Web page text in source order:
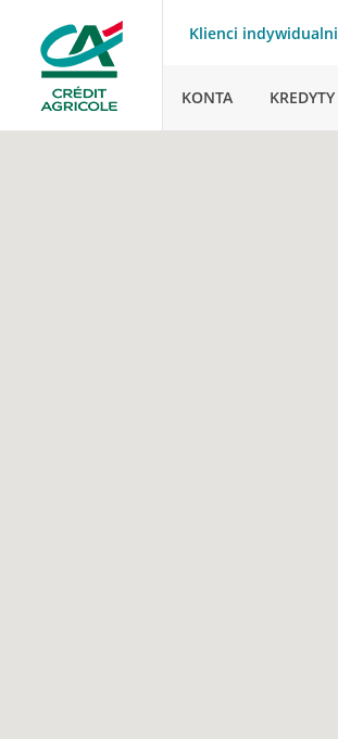
Klienci indywidualni
KONTA KREDYTY